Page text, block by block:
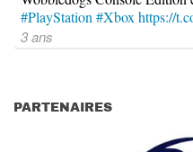
#PlayStation #Xbox https://
3 ans
PARTENAIRES